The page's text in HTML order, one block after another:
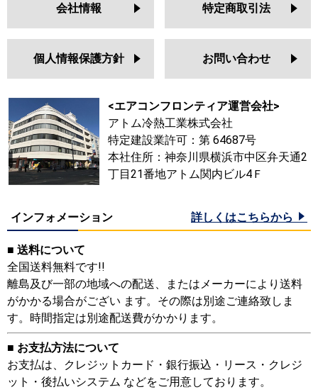
会社情報 特定商取引法
個人情報保護方針 お問い合わせ
<エアコンフロンティア運営会社>
アトム冷熱工業株式会社
特定建設業許可：第 64687号
本社住所：神奈川県横浜市中区弁天通2
丁目21番地アトム関内ビル4Ｆ
インフォメーション 詳しくはこちらから
■ 送料について
全国送料無料です!!
離島及び一部の地域への配送、またはメーカーにより送料
がかかる場合がござい ます。その際は別途ご連絡致しま
す。時間指定は別途配送費がかかります。
■ お支払方法について
お支払は、クレジットカード・銀行振込・リース・クレジ
ット・後払いシステム などをご用意しております。